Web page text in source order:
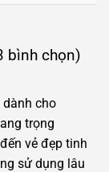
bình chọn)
cho
trọng
vẻ đẹp tinh
sử dụng lâu